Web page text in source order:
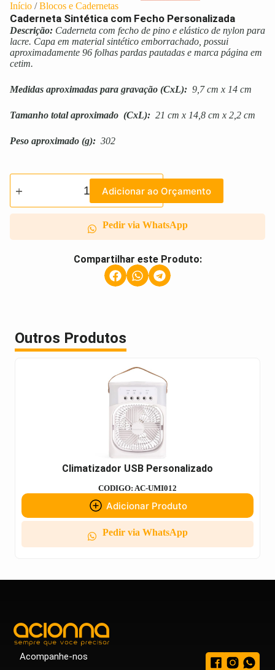
Início /Blocos e Cadernetas
Caderneta Sintética com Fecho Personalizada
Descrição: Caderneta com fecho de pino e elástico de nylon para
lacre. Capa em material sintético emborrachado, possui
aproximadamente 96 folhas pardas pautadas e marca página em
cetim.
Medidas aproximadas para gravação (CxL): 9,7 cm x 14 cm
Tamanho total aproximado (CxL): 21 cm x 14,8 cm x 2,2 cm
Peso aproximado (g): 302
Adicionar ao Orçamento
Pedir via WhatsApp
Compartilhar este Produto:
Outros Produtos
Climatizador USB Personalizado
CODIGO: AC-UMI012
Adicionar Produto
Pedir via WhatsApp
Acompanhe-nos